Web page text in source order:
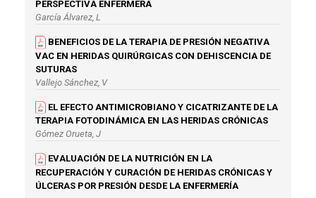
PERSPECTIVA ENFERMERA
García Álvarez, L
BENEFICIOS DE LA TERAPIA DE PRESIÓN NEGATIVA
VAC EN HERIDAS QUIRÚRGICAS CON DEHISCENCIA DE
SUTURAS
Vallejo Sánchez, V
EL EFECTO ANTIMICROBIANO Y CICATRIZANTE DE LA
TERAPIA FOTODINÁMICA EN LAS HERIDAS CRÓNICAS
Gómez Orueta, J
EVALUACIÓN DE LA NUTRICIÓN EN LA
RECUPERACIÓN Y CURACIÓN DE HERIDAS CRÓNICAS Y
ÚLCERAS POR PRESIÓN DESDE LA ENFERMERÍA